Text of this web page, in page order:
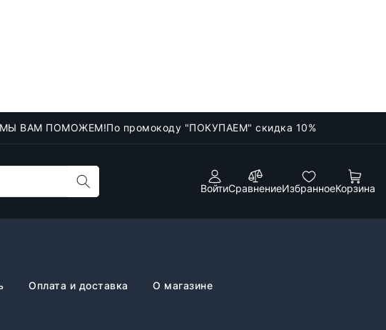
ВАМ ПОМОЖЕМ!По промокоду "ПОКУПАЕМ" скидка 10%
ВойтиСравнениеИзбранноеКорзина
Оплата и доставка О магазине